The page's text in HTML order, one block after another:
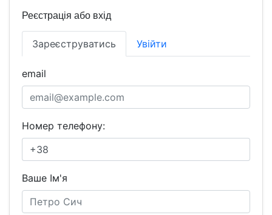
Реєстрація або вхід
Зареєструватись Увійти
email
Номер телефону:
Ваше Ім'я